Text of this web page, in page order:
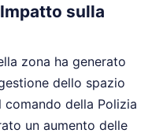
sulla
zona ha generato
dello spazio
della Polizia
un aumento delle